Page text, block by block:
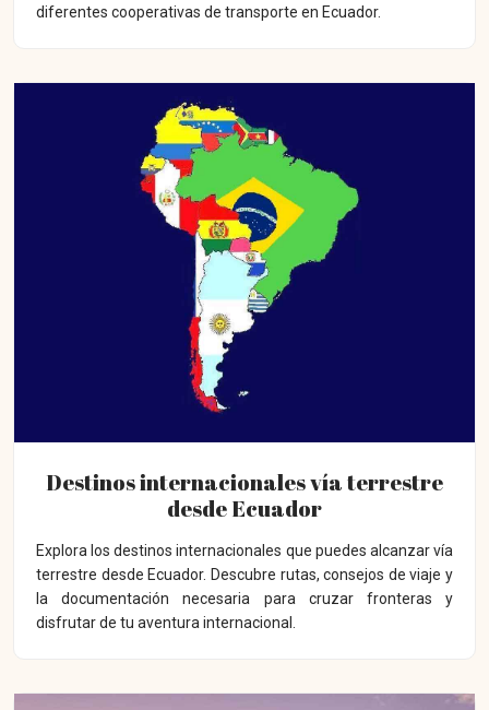
diferentes cooperativas de transporte en Ecuador.
Destinos internacionales vía terrestre
desde Ecuador
Explora los destinos internacionales que puedes alcanzar vía
terrestre desde Ecuador. Descubre rutas, consejos de viaje y
la documentación necesaria para cruzar fronteras y
disfrutar de tu aventura internacional.